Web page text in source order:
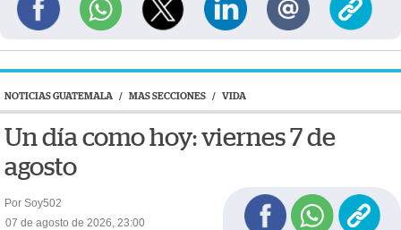
NOTICIAS GUATEMALA / MAS SECCIONES / VIDA
Un día como hoy: viernes 7 de
agosto
Por Soy502
07 de agosto de 2026, 23:00